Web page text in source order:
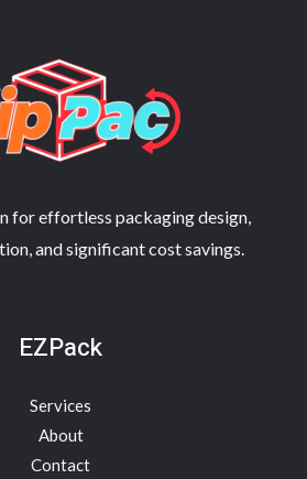
for effortless packaging design,
and significant cost savings.
EZPack
Services
About
Contact